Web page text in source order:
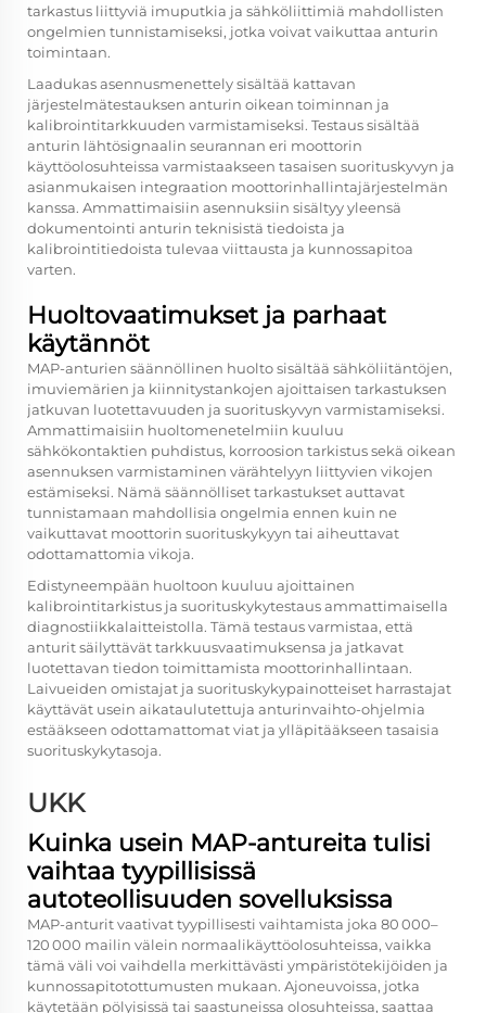
tarkastus liittyviä imuputkia ja sähköliittimiä mahdollisten
ongelmien tunnistamiseksi, jotka voivat vaikuttaa anturin
toimintaan.
Laadukas asennusmenettely sisältää kattavan
järjestelmätestauksen anturin oikean toiminnan ja
kalibrointitarkkuuden varmistamiseksi. Testaus sisältää
anturin lähtösignaalin seurannan eri moottorin
käyttöolosuhteissa varmistaakseen tasaisen suorituskyvyn ja
asianmukaisen integraation moottorinhallintajärjestelmän
kanssa. Ammattimaisiin asennuksiin sisältyy yleensä
dokumentointi anturin teknisistä tiedoista ja
kalibrointitiedoista tulevaa viittausta ja kunnossapitoa
varten.
Huoltovaatimukset ja parhaat
käytännöt
MAP-anturien säännöllinen huolto sisältää sähköliitäntöjen,
imuviemärien ja kiinnitystankojen ajoittaisen tarkastuksen
jatkuvan luotettavuuden ja suorituskyvyn varmistamiseksi.
Ammattimaisiin huoltomenetelmiin kuuluu
sähkökontaktien puhdistus, korroosion tarkistus sekä oikean
asennuksen varmistaminen värähtelyyn liittyvien vikojen
estämiseksi. Nämä säännölliset tarkastukset auttavat
tunnistamaan mahdollisia ongelmia ennen kuin ne
vaikuttavat moottorin suorituskykyyn tai aiheuttavat
odottamattomia vikoja.
Edistyneempään huoltoon kuuluu ajoittainen
kalibrointitarkistus ja suorituskykytestaus ammattimaisella
diagnostiikkalaitteistolla. Tämä testaus varmistaa, että
anturit säilyttävät tarkkuusvaatimuksensa ja jatkavat
luotettavan tiedon toimittamista moottorinhallintaan.
Laivueiden omistajat ja suorituskykypainotteiset harrastajat
käyttävät usein aikataulutettuja anturinvaihto-ohjelmia
estääkseen odottamattomat viat ja ylläpitääkseen tasaisia
suorituskykytasoja.
UKK
Kuinka usein MAP-antureita tulisi
vaihtaa tyypillisissä
autoteollisuuden sovelluksissa
MAP-anturit vaativat tyypillisesti vaihtamista joka 80 000–
120 000 mailin välein normaalikäyttöolosuhteissa, vaikka
tämä väli voi vaihdella merkittävästi ympäristötekijöiden ja
kunnossapitotottumusten mukaan. Ajoneuvoissa, jotka
käytetään pölyisissä tai saastuneissa olosuhteissa, saattaa